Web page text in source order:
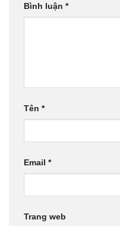
Bình luận *
Tên *
Email *
Trang web